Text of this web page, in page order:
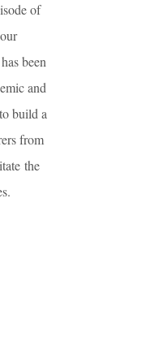
of
been
and
build a
from
the